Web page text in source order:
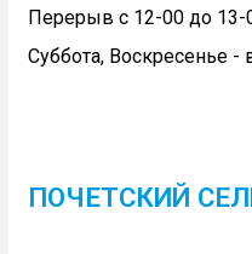
Перерыв с 12-00 до 13-
Суббота, Воскресенье
ПОЧЕТСКИЙ